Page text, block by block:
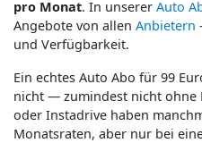
pro Monat. In unserer Auto
Angebote von allen Anbietern
und Verfügbarkeit.
Ein echtes Auto Abo für 99
nicht — zumindest nicht ohne
oder Instadrive haben
Monatsraten, aber nur bei